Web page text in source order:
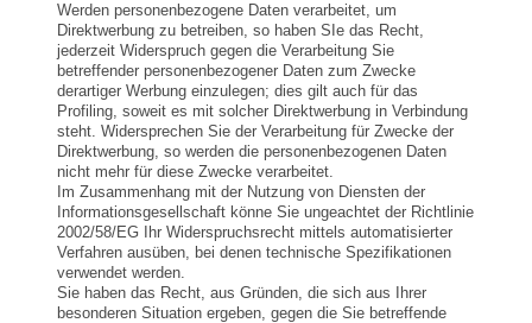
Werden personenbezogene Daten verarbeitet, um
Direktwerbung zu betreiben, so haben SIe das Recht,
jederzeit Widerspruch gegen die Verarbeitung Sie
betreffender personenbezogener Daten zum Zwecke
derartiger Werbung einzulegen; dies gilt auch für das
Profiling, soweit es mit solcher Direktwerbung in Verbindung
steht. Widersprechen Sie der Verarbeitung für Zwecke der
Direktwerbung, so werden die personenbezogenen Daten
nicht mehr für diese Zwecke verarbeitet.
Im Zusammenhang mit der Nutzung von Diensten der
Informationsgesellschaft könne Sie ungeachtet der Richtlinie
2002/58/EG Ihr Widerspruchsrecht mittels automatisierter
Verfahren ausüben, bei denen technische Spezifikationen
verwendet werden.
Sie haben das Recht, aus Gründen, die sich aus Ihrer
besonderen Situation ergeben, gegen die Sie betreffende